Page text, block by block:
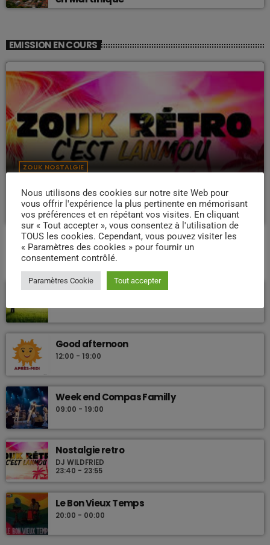
EMISSION EN COURS
ZOUK NOSTALGIE
Nostalgie retro
19:00 - 22:00 more_vert
Nostalgie retro
Dj Wildfried
Les plus beaux Zouk des années 80
PROCHAINES ÉMISSIONS
La vie Jodi
Good afternoon
12:00 - 19:00
Week end Compas Familly
09:00 - 19:00
Nostalgie retro
DJ WILDFRIED
23:40 - 23:55
Le Bon Vieux Temps
20:00 - 00:00
Nous utilisons des cookies sur notre site Web pour
vous offrir l'expérience la plus pertinente en mémorisant
vos préférences et en répétant vos visites. En cliquant
sur « Tout accepter », vous consentez à l'utilisation de
TOUS les cookies. Cependant, vous pouvez visiter les
« Paramètres des cookies » pour fournir un
consentement contrôlé.
Paramètres Cookie Tout accepter